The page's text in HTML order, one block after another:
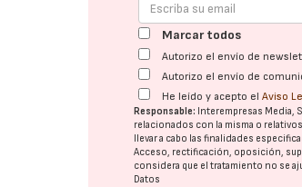
Marcar todos
Autorizo el envío de
Autorizo el envío de
He leído y acepto elAviso
Responsable: Interempresas Media,
relacionados con la misma o
llevar a cabo las finalidades
Acceso, rectificación, oposición,
considera que el tratamiento no se
Datos